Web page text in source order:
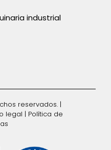
industrial
reservados. |
legal | Política de